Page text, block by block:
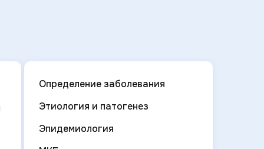
Определение заболевания
Этиология и патогенез
Эпидемиология